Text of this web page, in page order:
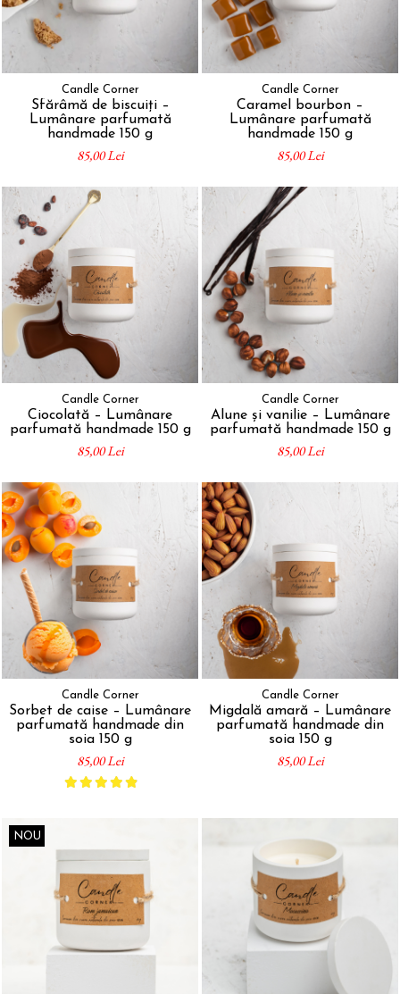
Candle Corner
Sfărâmă de biscuiți –
Lumânare parfumată
handmade 150 g
85,00 Lei
Candle Corner
Caramel bourbon –
Lumânare parfumată
handmade 150 g
85,00 Lei
Candle Corner
Ciocolată – Lumânare
parfumată handmade 150 g
85,00 Lei
Candle Corner
Alune și vanilie – Lumânare
parfumată handmade 150 g
85,00 Lei
Candle Corner
Sorbet de caise – Lumânare
parfumată handmade din
soia 150 g
85,00 Lei
Candle Corner
Migdală amară – Lumânare
parfumată handmade din
soia 150 g
85,00 Lei
NOU